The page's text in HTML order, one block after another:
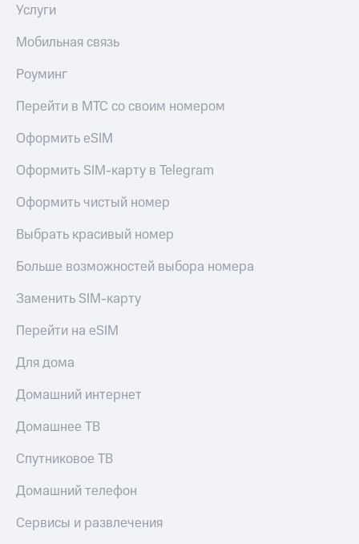
Услуги
Мобильная связь
Роуминг
Перейти в МТС со своим номером
Оформить eSIM
Оформить SIM-карту в Telegram
Оформить чистый номер
Выбрать красивый номер
Больше возможностей выбора номера
Заменить SIM-карту
Перейти на eSIM
Для дома
Домашний интернет
Домашнее ТВ
Спутниковое ТВ
Домашний телефон
Сервисы и развлечения